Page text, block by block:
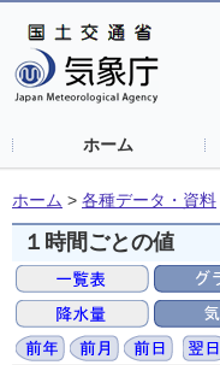
ホーム
ホーム > 各種データ・資料
１時間ごとの値